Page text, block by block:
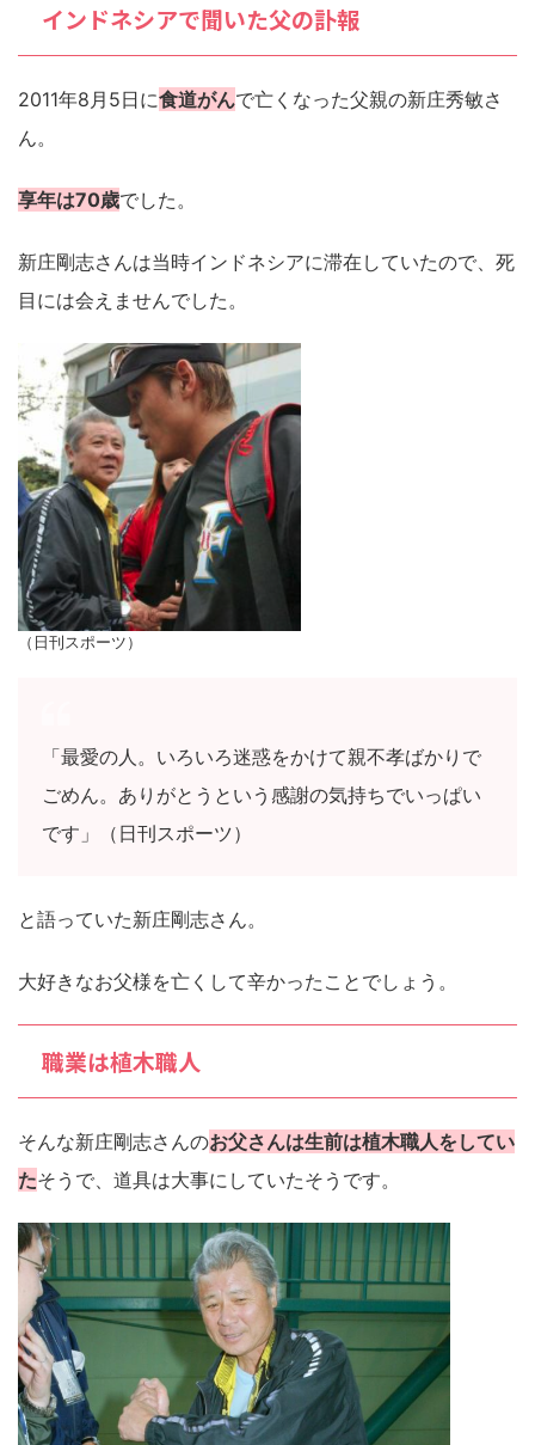
インドネシアで聞いた父の訃報
2011年8月5日に食道がんで亡くなった父親の新庄秀敏さ
ん。
享年は70歳でした。
新庄剛志さんは当時インドネシアに滞在していたので、死
目には会えませんでした。
（日刊スポーツ）
「最愛の人。いろいろ迷惑をかけて親不孝ばかりで
ごめん。ありがとうという感謝の気持ちでいっぱい
です」（日刊スポーツ）
と語っていた新庄剛志さん。
大好きなお父様を亡くして辛かったことでしょう。
職業は植木職人
そんな新庄剛志さんのお父さんは生前は植木職人をしてい
たそうで、道具は大事にしていたそうです。